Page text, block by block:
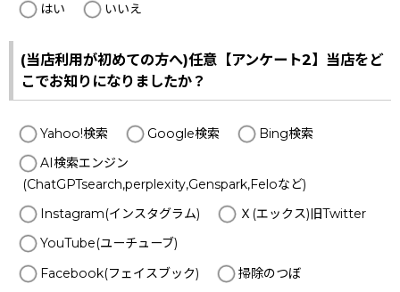
はい いいえ
(当店利用が初めての方へ)任意【アンケート2】当店をど
こでお知りになりましたか？
Yahoo!検索 Google検索
Bing検索
AI検索エンジン
(ChatGPTsearch,perplexity,Genspark,Feloなど)
Instagram(インスタグラム)
Ｘ(エックス)旧Twitter
YouTube(ユーチューブ)
Facebook(フェイスブック)
掃除のつぼ